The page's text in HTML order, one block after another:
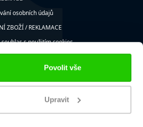
Povolit vše
Upravit
osobních údajů
ZBOŽÍ / REKLAMACE
s použitím cookies
souhlas s použitím cookies
CREATIVE CREW s.r.o..